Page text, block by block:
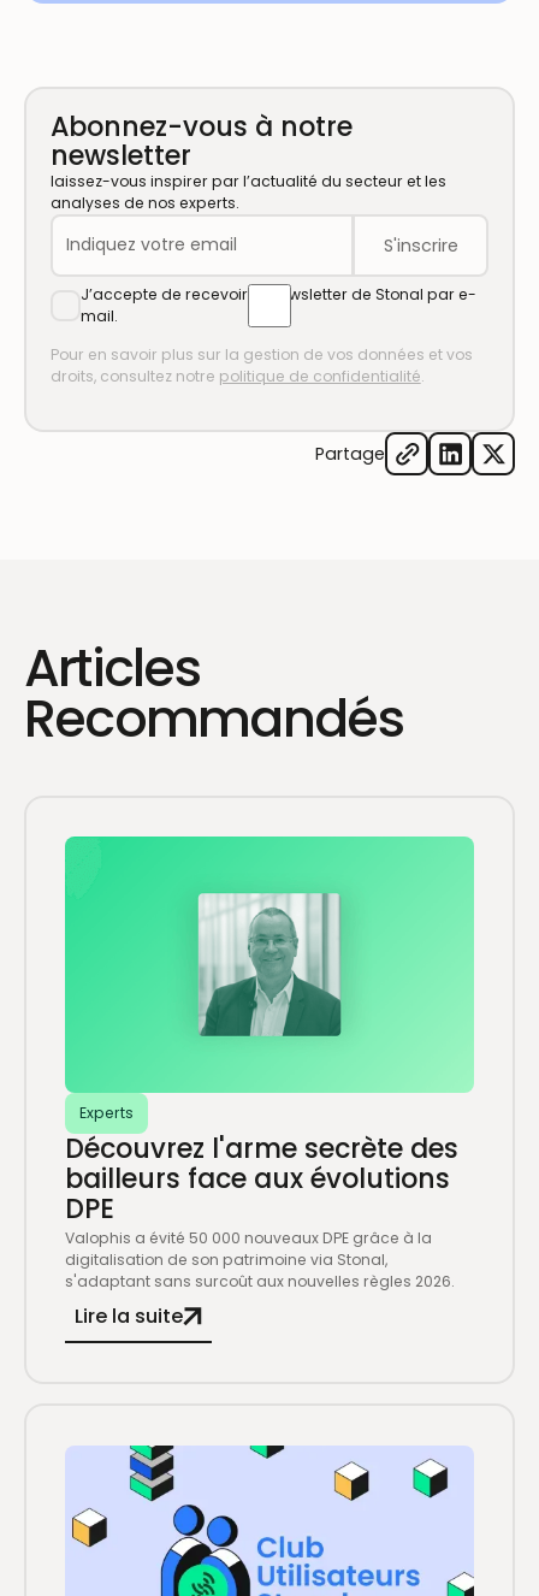
Abonnez-vous à notre
newsletter
laissez-vous inspirer par l’actualité du secteur et les
analyses de nos experts.
J’accepte de recevoir la newsletter de Stonal par e-
mail.
Pour en savoir plus sur la gestion de vos données et vos
droits, consultez notre politique de confidentialité.
Partage
Articles
Recommandés
Experts
Découvrez l'arme secrète des
bailleurs face aux évolutions
DPE
Valophis a évité 50 000 nouveaux DPE grâce à la
digitalisation de son patrimoine via Stonal,
s'adaptant sans surcoût aux nouvelles règles 2026.
Lire la suite